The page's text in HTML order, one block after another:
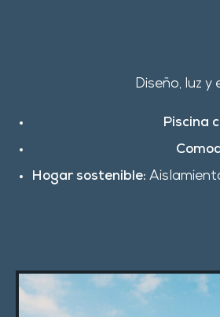
Diseño, luz y
Piscina
Hogar sostenible: